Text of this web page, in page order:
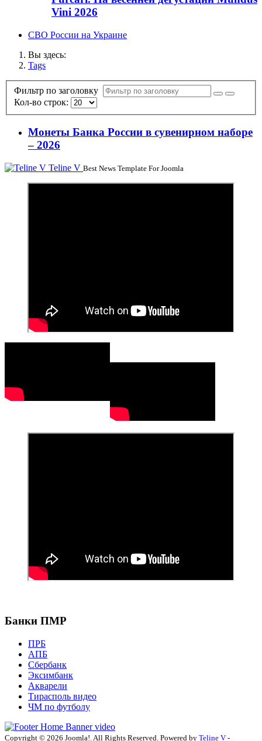
Vini 2026
СВО России на Украине
Вы здесь:
Tags
Фильтр по заголовку
Кол-во строк:
Монеты Банка России в сувенирном наборе
– 2026
Teline V Best News Template For Joomla
Банки ПМР
ПРБ
АПБ
Сбербанк
Эксимбанк
Акварели
Тирасполь видео
ЧМ по футболу
Copyright © 2026 Joomla!. All Rights Reserved. Powered by Teline V -